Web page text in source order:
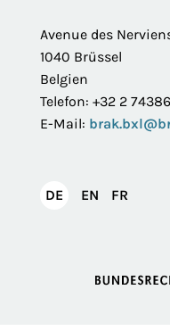
Avenue des
1040 Brüssel
Belgien
Telefon: +32 2
E-Mail:
DEDeutsch
EN English
FR